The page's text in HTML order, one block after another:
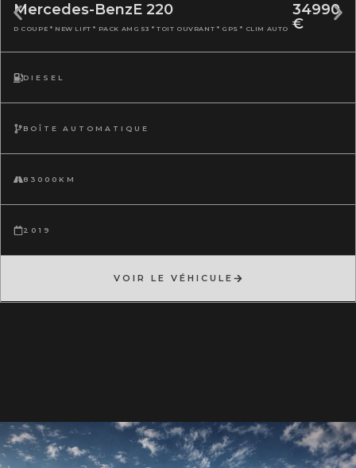
Mercedes-BenzE 220
D COUPE * NEW LIFT * PACK AMG 53 * TOIT OUVRANT * GPS * CLIM AUTO
34990
€
DIESEL
BOÎTE AUTOMATIQUE
83000KM
2019
VOIR LE VÉHICULE